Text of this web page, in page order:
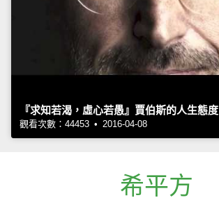
『求知若渴，虛心若愚』賈伯斯的人生態度
觀看次數：44453 • 2016-04-08
希平方